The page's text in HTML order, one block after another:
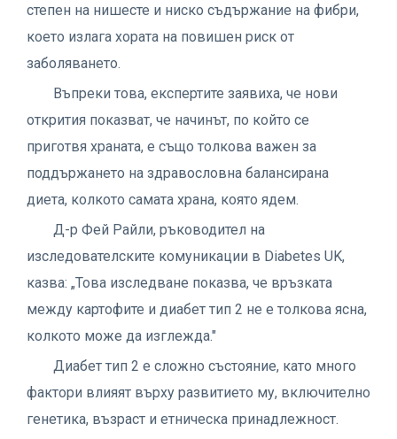
степен на нишесте и ниско съдържание на фибри,
което излага хората на повишен риск от
заболяването.
Въпреки това, експертите заявиха, че нови
открития показват, че начинът, по който се
приготвя храната, е също толкова важен за
поддържането на здравословна балансирана
диета, колкото самата храна, която ядем.
Д-р Фей Райли, ръководител на
изследователските комуникации в Diabetes UK,
казва: „Това изследване показва, че връзката
между картофите и диабет тип 2 не е толкова ясна,
колкото може да изглежда."
Диабет тип 2 е сложно състояние, като много
фактори влияят върху развитието му, включително
генетика, възраст и етническа принадлежност.